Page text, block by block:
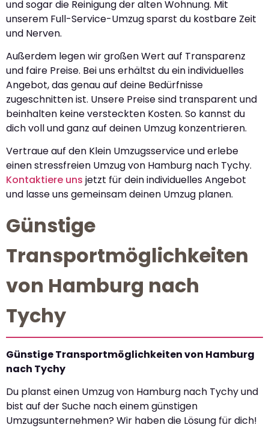
und sogar die Reinigung der alten Wohnung. Mit
unserem Full-Service-Umzug sparst du kostbare Zeit
und Nerven.
Außerdem legen wir großen Wert auf Transparenz
und faire Preise. Bei uns erhältst du ein individuelles
Angebot, das genau auf deine Bedürfnisse
zugeschnitten ist. Unsere Preise sind transparent und
beinhalten keine versteckten Kosten. So kannst du
dich voll und ganz auf deinen Umzug konzentrieren.
Vertraue auf den Klein Umzugsservice und erlebe
einen stressfreien Umzug von Hamburg nach Tychy.
Kontaktiere uns jetzt für dein individuelles Angebot
und lasse uns gemeinsam deinen Umzug planen.
Günstige
Transportmöglichkeiten
von Hamburg nach
Tychy
Günstige Transportmöglichkeiten von Hamburg
nach Tychy
Du planst einen Umzug von Hamburg nach Tychy und
bist auf der Suche nach einem günstigen
Umzugsunternehmen? Wir haben die Lösung für dich!